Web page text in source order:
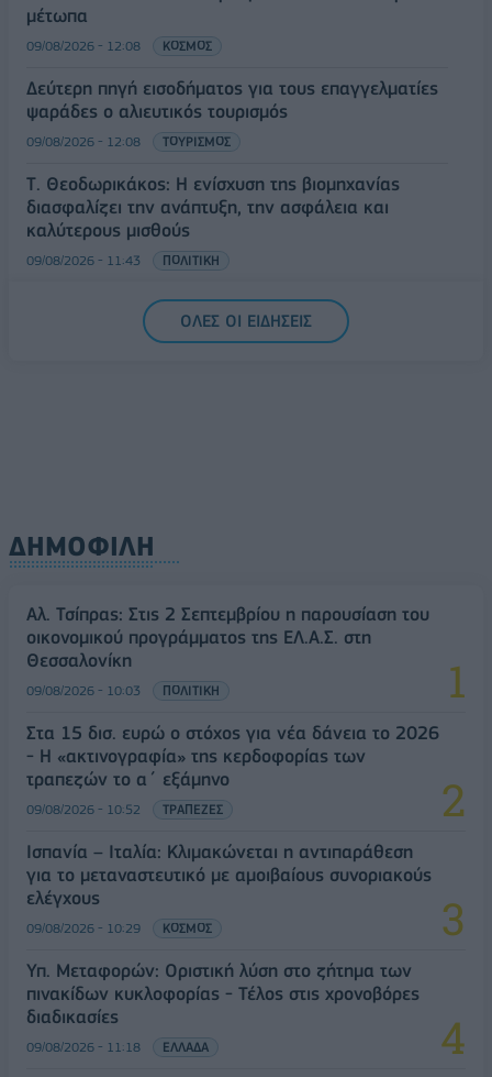
μέτωπα
09/08/2026 - 12:08 ΚΟΣΜΟΣ
Δεύτερη πηγή εισοδήματος για τους επαγγελματίες
ψαράδες ο αλιευτικός τουρισμός
09/08/2026 - 12:08 ΤΟΥΡΙΣΜΟΣ
Τ. Θεοδωρικάκος: Η ενίσχυση της βιομηχανίας
διασφαλίζει την ανάπτυξη, την ασφάλεια και
καλύτερους μισθούς
09/08/2026 - 11:43 ΠΟΛΙΤΙΚΗ
Υπ. Μεταφορών: Οριστική λύση στο ζήτημα των
πινακίδων κυκλοφορίας - Τέλος στις χρονοβόρες
ΟΛΕΣ ΟΙ ΕΙΔΗΣΕΙΣ
ΔΗΜΟΦΙΛΗ
Αλ. Τσίπρας: Στις 2 Σεπτεμβρίου η παρουσίαση του
οικονομικού προγράμματος της ΕΛ.Α.Σ. στη
Θεσσαλονίκη
09/08/2026 - 10:03 ΠΟΛΙΤΙΚΗ
Στα 15 δισ. ευρώ ο στόχος για νέα δάνεια το 2026
- Η «ακτινογραφία» της κερδοφορίας των
τραπεζών το α΄ εξάμηνο
09/08/2026 - 10:52 ΤΡΑΠΕΖΕΣ
Ισπανία – Ιταλία: Κλιμακώνεται η αντιπαράθεση
για το μεταναστευτικό με αμοιβαίους συνοριακούς
ελέγχους
09/08/2026 - 10:29 ΚΟΣΜΟΣ
Υπ. Μεταφορών: Οριστική λύση στο ζήτημα των
πινακίδων κυκλοφορίας - Τέλος στις χρονοβόρες
διαδικασίες
09/08/2026 - 11:18 ΕΛΛΑΔΑ